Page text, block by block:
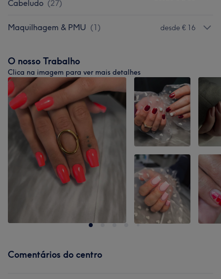
Cabeludo (27)
Maquilhagem & PMU (1) desde € 16
O nosso Trabalho
Clica na imagem para ver mais detalhes
Comentários do centro